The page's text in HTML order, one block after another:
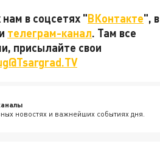
в соцсетях "ВКонтакте", в
и телеграм-канал. Там все
присылайте свои
новостях и важнейших событиях дня.